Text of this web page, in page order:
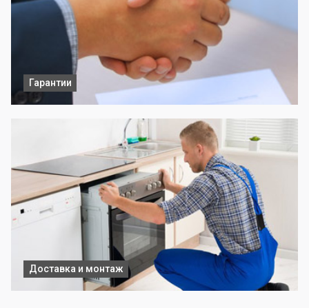
Гарантии
Доставка и монтаж